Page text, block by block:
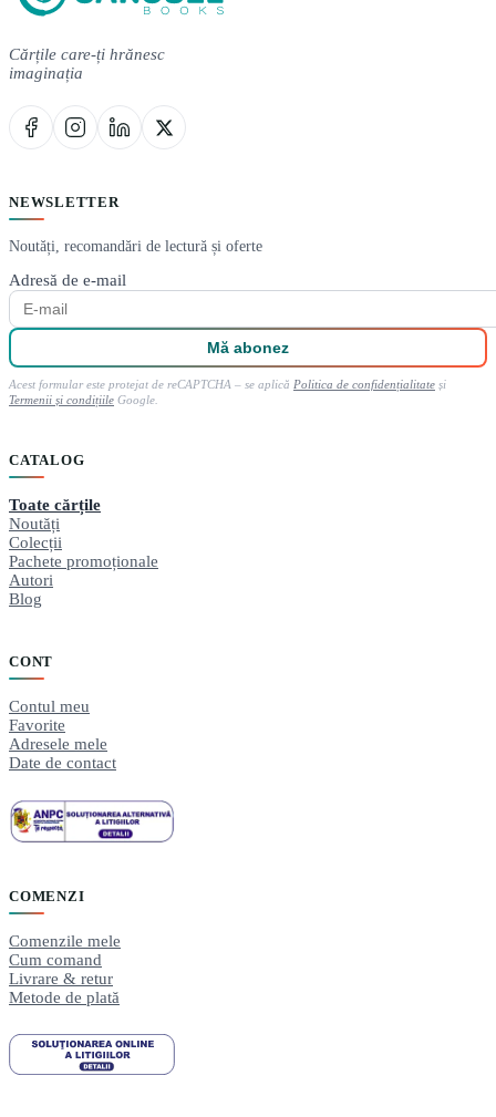
Cărțile care-ți hrănesc
imaginația
CATALOG
Toate cărțile
Noutăți
Colecții
Pachete promoționale
Autori
Blog
CONT
Contul meu
Favorite
Adresele mele
Date de contact
COMENZI
Comenzile mele
Cum comand
Livrare & retur
Metode de plată
NEWSLETTER
Noutăți, recomandări de lectură și oferte
Adresă de e-mail
Mă abonez
Acest formular este protejat de reCAPTCHA – se aplică Politica de confidențialitate și
Termenii și condițiile Google.